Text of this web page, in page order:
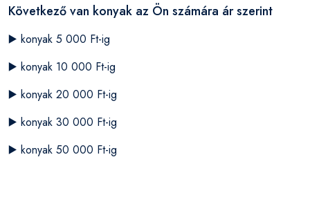
Következő van konyak az Ön számára ár szerint
▶️ konyak 5 000 Ft-ig
▶️ konyak 10 000 Ft-ig
▶️ konyak 20 000 Ft-ig
▶️ konyak 30 000 Ft-ig
▶️ konyak 50 000 Ft-ig